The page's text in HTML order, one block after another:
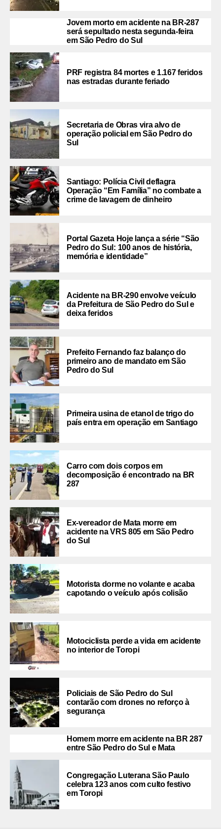
Jovem morto em acidente na BR-287
será sepultado nesta segunda-feira
em São Pedro do Sul
PRF registra 84 mortes e 1.167 feridos
nas estradas durante feriado
Secretaria de Obras vira alvo de
operação policial em São Pedro do
Sul
Santiago: Polícia Civil deflagra
Operação “Em Família” no combate a
crime de lavagem de dinheiro
Portal Gazeta Hoje lança a série “São
Pedro do Sul: 100 anos de história,
memória e identidade”
Acidente na BR-290 envolve veículo
da Prefeitura de São Pedro do Sul e
deixa feridos
Prefeito Fernando faz balanço do
primeiro ano de mandato em São
Pedro do Sul
Primeira usina de etanol de trigo do
país entra em operação em Santiago
Carro com dois corpos em
decomposição é encontrado na BR
287
Ex-vereador de Mata morre em
acidente na VRS 805 em São Pedro
do Sul
Motorista dorme no volante e acaba
capotando o veículo após colisão
Motociclista perde a vida em acidente
no interior de Toropi
Policiais de São Pedro do Sul
contarão com drones no reforço à
segurança
Homem morre em acidente na BR 287
entre São Pedro do Sul e Mata
Congregação Luterana São Paulo
celebra 123 anos com culto festivo
em Toropi